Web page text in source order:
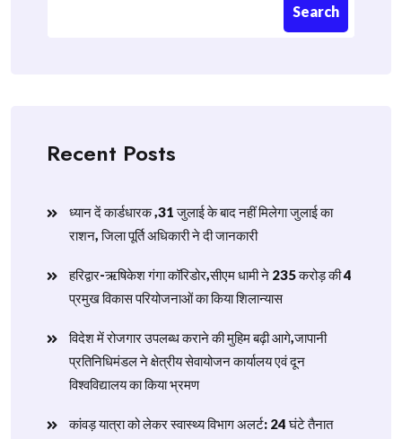
Search
Recent Posts
ध्यान दें कार्डधारक ,31 जुलाई के बाद नहीं मिलेगा जुलाई का
राशन, जिला पूर्ति अधिकारी ने दी जानकारी
हरिद्वार-ऋषिकेश गंगा कॉरिडोर,सीएम धामी ने 235 करोड़ की 4
प्रमुख विकास परियोजनाओं का किया शिलान्यास
विदेश में रोजगार उपलब्ध कराने की मुहिम बढ़ी आगे,जापानी
प्रतिनिधिमंडल ने क्षेत्रीय सेवायोजन कार्यालय एवं दून
विश्वविद्यालय का किया भ्रमण
​कांवड़ यात्रा को लेकर स्वास्थ्य विभाग अलर्ट: 24 घंटे तैनात